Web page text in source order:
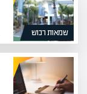
שמאות רכוש